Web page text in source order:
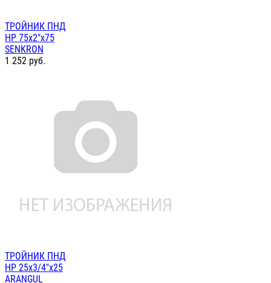
ТРОЙНИК ПНД
НР 75х2"х75
SENKRON
1 252 руб.
ТРОЙНИК ПНД
НР 25х3/4"х25
ARANGUL